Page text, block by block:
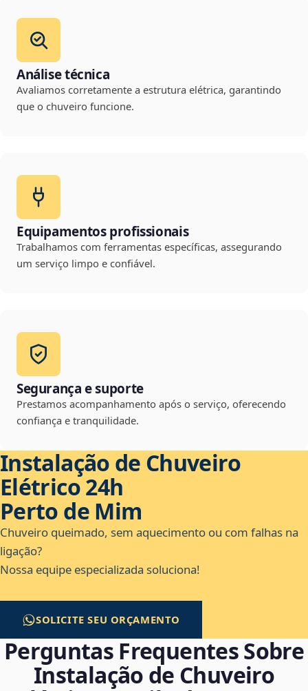
Análise técnica
Avaliamos corretamente a estrutura elétrica, garantindo
que o chuveiro funcione.
Equipamentos profissionais
Trabalhamos com ferramentas específicas, assegurando
um serviço limpo e confiável.
Segurança e suporte
Prestamos acompanhamento após o serviço, oferecendo
confiança e tranquilidade.
Instalação de Chuveiro
Elétrico 24h
Perto de Mim
Chuveiro queimado, sem aquecimento ou com falhas na
ligação?
Nossa equipe especializada soluciona!
SOLICITE SEU ORÇAMENTO
Perguntas Frequentes Sobre
Instalação de Chuveiro